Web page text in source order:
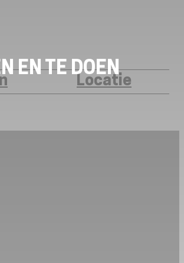
EN TE DOEN
Locatie